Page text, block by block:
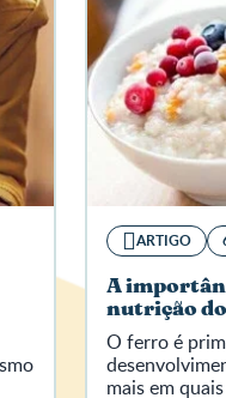
ARTIGO
A
nutrição
O ferro é
mais em